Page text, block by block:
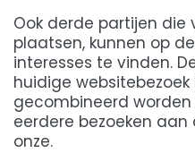
Ook derde partijen die
plaatsen, kunnen op
interesses te vinden.
huidige
gecombineerd
eerdere bezoeken
onze.